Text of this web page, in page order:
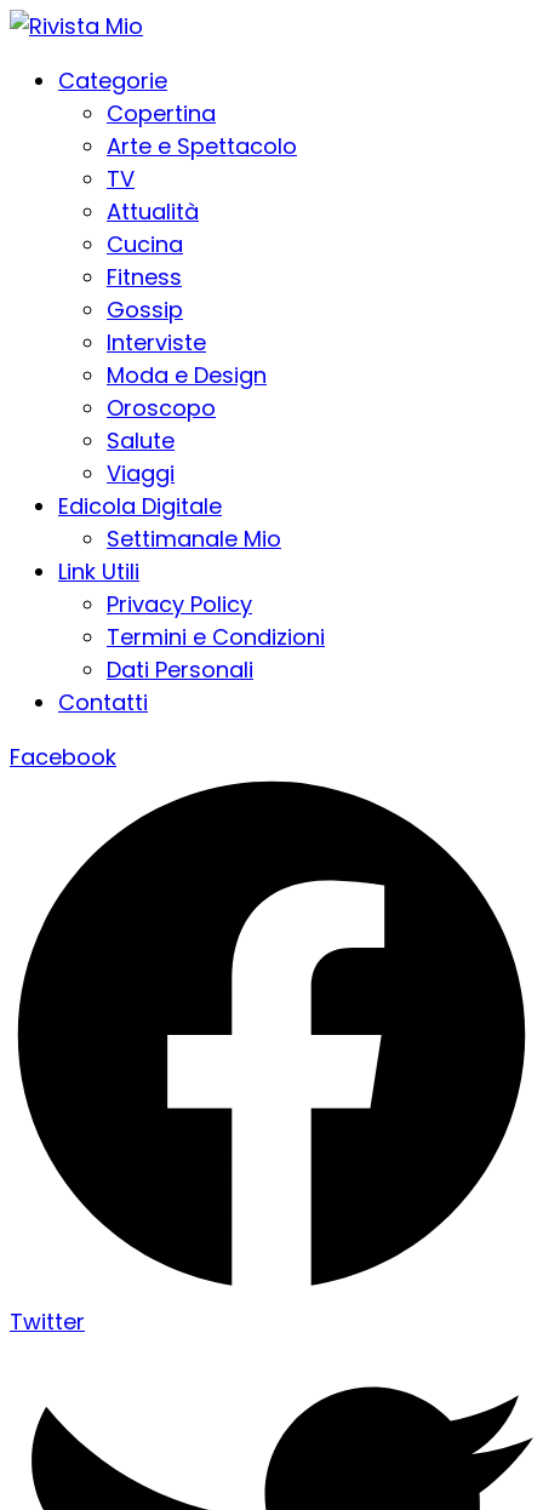
Categorie
Copertina
Arte e Spettacolo
TV
Attualità
Cucina
Fitness
Gossip
Interviste
Moda e Design
Oroscopo
Salute
Viaggi
Edicola Digitale
Settimanale Mio
Link Utili
Privacy Policy
Termini e Condizioni
Dati Personali
Contatti
Facebook
Twitter